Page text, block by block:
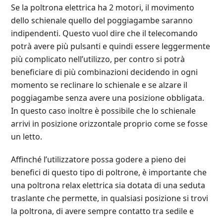
Se la poltrona elettrica ha 2 motori, il movimento
dello schienale quello del poggiagambe saranno
indipendenti. Questo vuol dire che il telecomando
potrà avere più pulsanti e quindi essere leggermente
più complicato nell’utilizzo, per contro si potrà
beneficiare di più combinazioni decidendo in ogni
momento se reclinare lo schienale e se alzare il
poggiagambe senza avere una posizione obbligata.
In questo caso inoltre è possibile che lo schienale
arrivi in posizione orizzontale proprio come se fosse
un letto.
Affinché l’utilizzatore possa godere a pieno dei
benefici di questo tipo di poltrone, è importante che
una poltrona relax elettrica sia dotata di una seduta
traslante che permette, in qualsiasi posizione si trovi
la poltrona, di avere sempre contatto tra sedile e